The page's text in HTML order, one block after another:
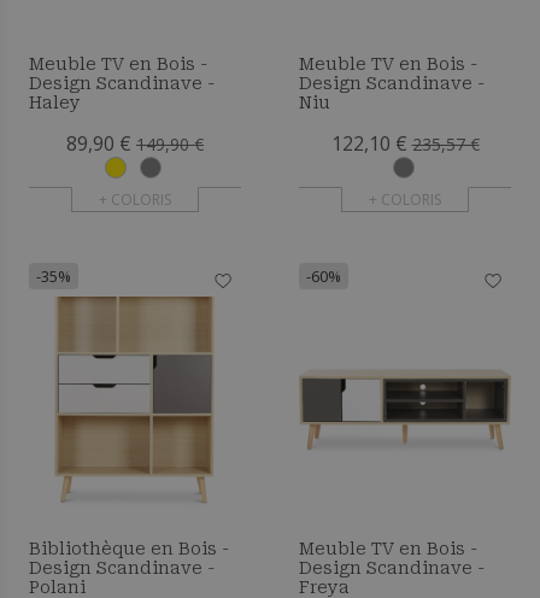
Meuble TV en Bois -
Design Scandinave -
Haley
89,90 € 149,90 €
+ COLORIS
Meuble TV en Bois -
Design Scandinave -
Niu
122,10 € 235,57 €
+ COLORIS
-35%
Bibliothèque en Bois -
Design Scandinave -
Polani
-60%
Meuble TV en Bois -
Design Scandinave -
Freya